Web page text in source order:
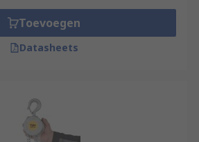
Toevoegen
Datasheets